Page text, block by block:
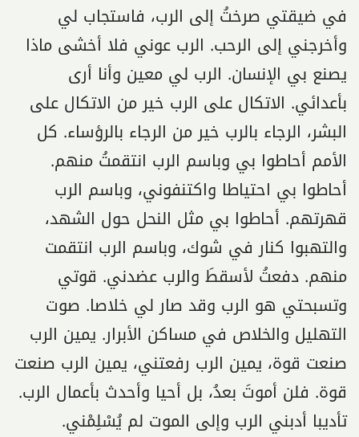
في ضيقتي صرختُ إلى الرب، فاستجاب لي
وأخرجني إلى الرحب. الرب عوني فلا أخشى ماذا
يصنع بي الإنسان. الرب لي معين وأنا أرى
بأعدائي. الاتكال على الرب خير من الاتكال على
البشر، الرجاء بالرب خير من الرجاء بالرؤساء. كل
الأمم أحاطوا بي وباسم الرب انتقمتُ منهم.
أحاطوا بي احتياطا واكتنفوني، وباسم الرب
قهرتهم. أحاطوا بي مثل النحل حول الشهد،
والتهبوا كنار في شوك، وباسم الرب انتقمت
منهم. دفعتُ لأسقطَ والرب عضدني. قوتي
وتسبحتي هو الرب وقد صار لي خلاصا. صوت
التهليل والخلاص في مساكن الأبرار. يمين الرب
صنعت قوة، يمين الرب رفعتني، يمين الرب صنعت
قوة. فلن أموتَ بعدُ، بل أحيا وأحدث بأعمال الرب.
تأديبا أدبني الرب وإلى الموت لم يُسْلِمْني.